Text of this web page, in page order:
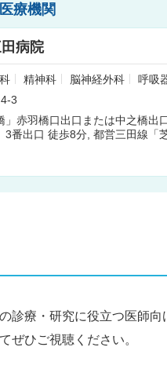
療機関
病院
精神科 脳神経外科
呼吸
外科
科 呼吸器内科
循環器内科
脳神経内科 血管外科
脊椎
3
」赤羽橋口出口または中之橋出
3番出口 徒歩8分 都営三田線「
診療・研究に役立つ医師
ぜひご視聴ください。